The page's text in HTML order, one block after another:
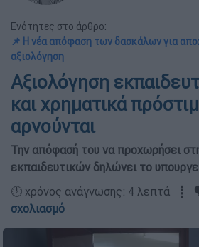
Ενότητες στο άρθρο:
📌 Η νέα απόφαση των δασκάλων για
αξιολόγηση
Αξιολόγηση
και χρηματικά
αρνούνται
Την απόφασή του να προχωρήσει
εκπαιδευτικών δηλώνει το
🕛 χρόνος ανάγνωσης: 4 λεπτά ┋
σχολιασμό